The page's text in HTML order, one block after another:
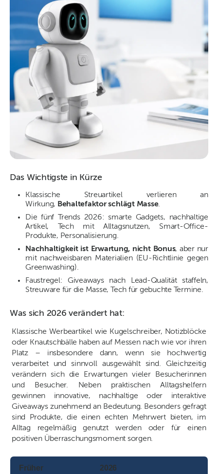
Das Wichtigste in Kürze
Klassische Streuartikel verlieren an
Wirkung, Behaltefaktor schlägt Masse.
Die fünf Trends 2026: smarte Gadgets, nachhaltige
Artikel, Tech mit Alltagsnutzen, Smart-Office-
Produkte, Personalisierung.
Nachhaltigkeit ist Erwartung, nicht Bonus, aber nur
mit nachweisbaren Materialien (EU-Richtlinie gegen
Greenwashing).
Faustregel: Giveaways nach Lead-Qualität staffeln,
Streuware für die Masse, Tech für gebuchte Termine.
Was sich 2026 verändert hat:
Klassische Werbeartikel wie Kugelschreiber, Notizblöcke
oder Knautschbälle haben auf Messen nach wie vor ihren
Platz – insbesondere dann, wenn sie hochwertig
verarbeitet und sinnvoll ausgewählt sind. Gleichzeitig
verändern sich die Erwartungen vieler Besucherinnen
und Besucher. Neben praktischen Alltagshelfern
gewinnen innovative, nachhaltige oder interaktive
Giveaways zunehmend an Bedeutung. Besonders gefragt
sind Produkte, die einen echten Mehrwert bieten, im
Alltag regelmäßig genutzt werden oder für einen
positiven Überraschungsmoment sorgen.
Früher 2026